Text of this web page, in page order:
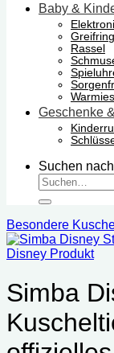
Baby &
Greifring
Rassel
Warmies
Geschenke
Suchen
Besondere
Simba